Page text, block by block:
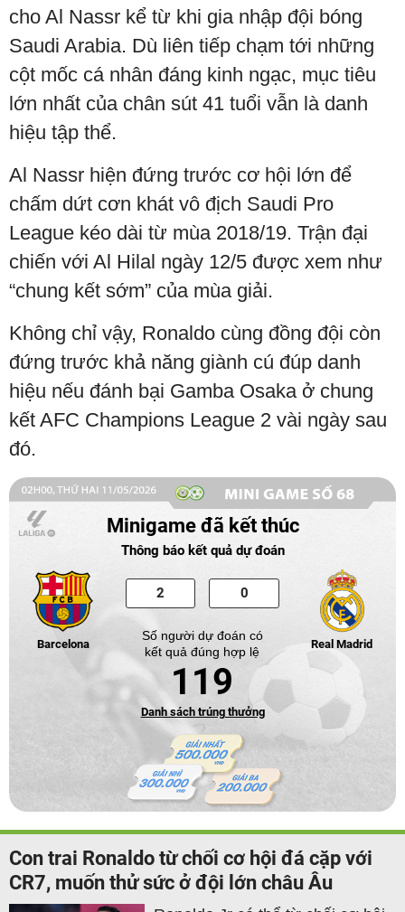
cho Al Nassr kể từ khi gia nhập đội bóng
Saudi Arabia. Dù liên tiếp chạm tới những
cột mốc cá nhân đáng kinh ngạc, mục tiêu
lớn nhất của chân sút 41 tuổi vẫn là danh
hiệu tập thể.
Al Nassr hiện đứng trước cơ hội lớn để
chấm dứt cơn khát vô địch Saudi Pro
League kéo dài từ mùa 2018/19. Trận đại
chiến với Al Hilal ngày 12/5 được xem như
“chung kết sớm” của mùa giải.
Không chỉ vậy, Ronaldo cùng đồng đội còn
đứng trước khả năng giành cú đúp danh
hiệu nếu đánh bại Gamba Osaka ở chung
kết AFC Champions League 2 vài ngày sau
đó.
Minigame đã kết thúc
Thông báo kết quả dự đoán
Barcelona Real Madrid
Số người dự đoán có
kết quả đúng hợp lệ
119
Danh sách trúng thưởng
Con trai Ronaldo từ chối cơ hội đá cặp với
CR7, muốn thử sức ở đội lớn châu Âu